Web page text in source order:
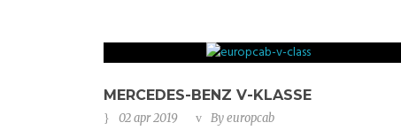
MERCEDES-BENZ V-KLASSE
02 apr 2019 Byeuropcab